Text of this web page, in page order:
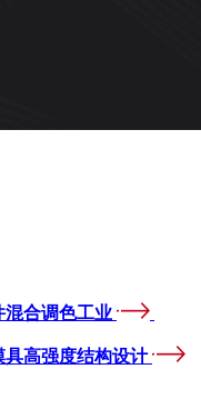
混合调色工业
高强度结构设计